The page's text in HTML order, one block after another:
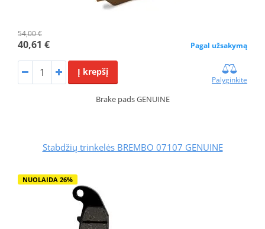
54,00 €
40,61 € Pagal užsakymą
Į krepšį
Palyginkite
Brake pads GENUINE
Stabdžių trinkelės BREMBO 07107 GENUINE
NUOLAIDA 26%